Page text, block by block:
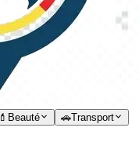
💄 Beauté 🚗Transport